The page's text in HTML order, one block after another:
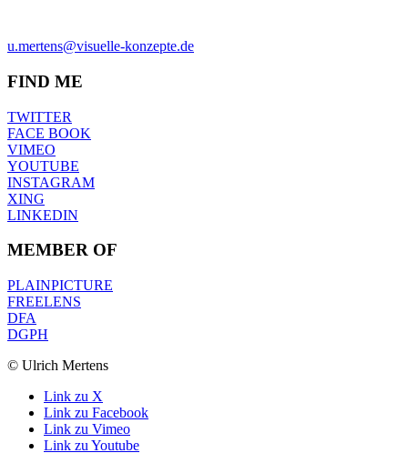
u.mertens@visuelle-konzepte.de
FIND ME
TWITTER
FACE BOOK
VIMEO
YOUTUBE
INSTAGRAM
XING
LINKEDIN
MEMBER OF
PLAINPICTURE
FREELENS
DFA
DGPH
© Ulrich Mertens
Link zu X
Link zu Facebook
Link zu Vimeo
Link zu Youtube